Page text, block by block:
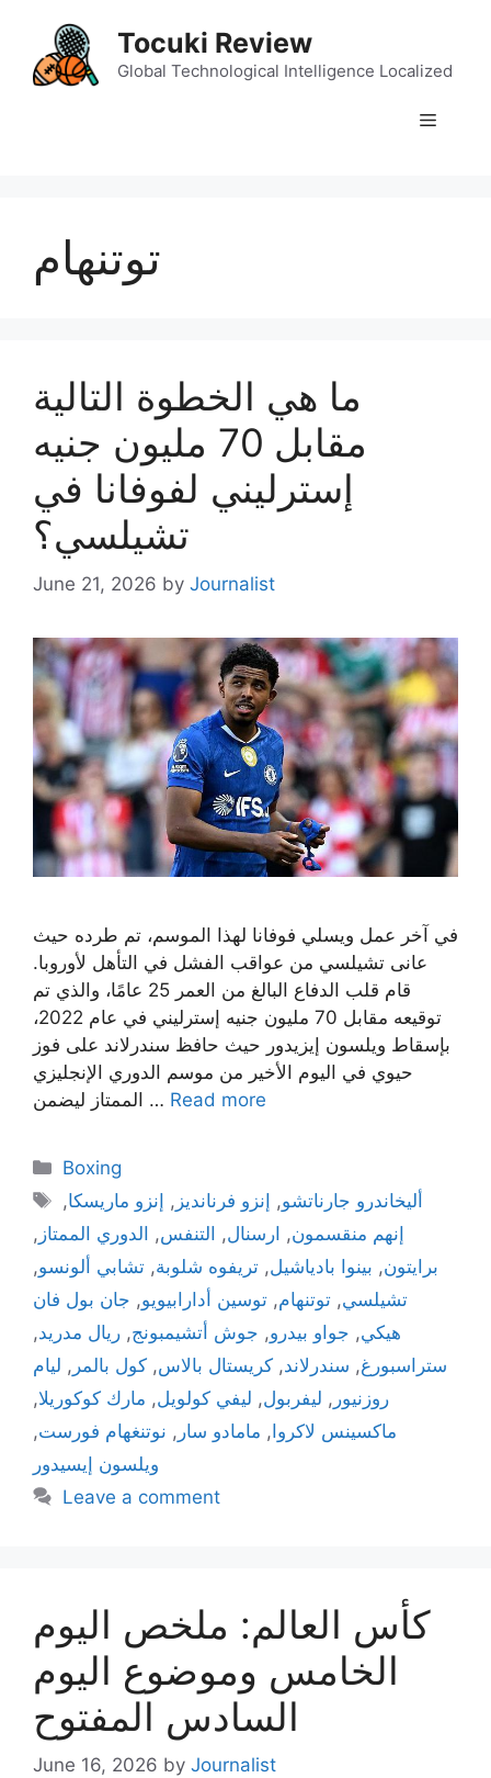
content
Tocuki Review
Global Technological Intelligence Localized
Menu
توتنهام
ما هي الخطوة التالية
مقابل 70 مليون جنيه
إسترليني لفوفانا في
تشيلسي؟
June 21, 2026 by Journalist
في آخر عمل ويسلي فوفانا لهذا الموسم، تم طرده حيث
عانى تشيلسي من عواقب الفشل في التأهل لأوروبا.
قام قلب الدفاع البالغ من العمر 25 عامًا، والذي تم
توقيعه مقابل 70 مليون جنيه إسترليني في عام 2022،
بإسقاط ويلسون إيزيدور حيث حافظ سندرلاند على فوز
حيوي في اليوم الأخير من موسم الدوري الإنجليزي
الممتاز ليضمن … Read more
Categories
Boxing
Tags
أليخاندرو جارناتشو, إنزو فرنانديز , إنزو ماريسكا,
إنهم منقسمون, ارسنال, التنفس, الدوري الممتاز ,
برايتون, بينوا بادياشيل, تريفوه شلوبة, تشابي ألونسو,
تشيلسي, توتنهام, توسين أدارابيويو, جان بول فان
هيكي, جواو بيدرو, جوش أتشيمبونج, ريال مدريد,
ستراسبورغ, سندرلاند, كريستال بالاس, كول بالمر , ليام
روزنيور , ليفربول, ليفي كولويل, مارك كوكوريلا,
ماكسينس لاكروا, مامادو سار , نوتنغهام فورست,
ويلسون إيسيدور
Leave a comment
كأس العالم: ملخص اليوم
الخامس وموضوع اليوم
السادس المفتوح
June 16, 2026 by Journalist